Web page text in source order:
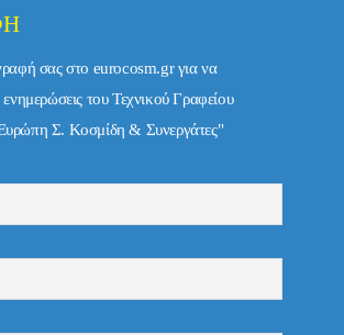
σας στο eurocosm.gr για να
ενημερώσεις του Τεχνικού Γραφείου
Σ. Κοσμίδη & Συνεργάτες"